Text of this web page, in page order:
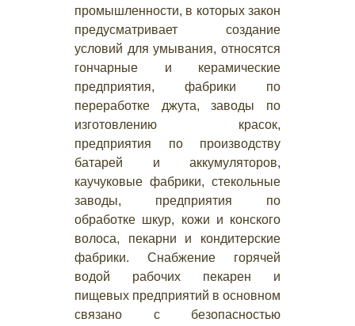
промышленности, в которых закон
предусматривает создание
условий для умывания, относятся
гончарные и керамические
предприятия, фабрики по
переработке джута, заводы по
изготовлению красок,
предприятия по производству
батарей и аккумуляторов,
каучуковые фабрики, стекольные
заводы, предприятия по
обработке шкур, кожи и конского
волоса, пекарни и кондитерские
фабрики. Снабжение горячей
водой рабочих пекарен и
пищевых предприятий в основном
связано с безопасностью